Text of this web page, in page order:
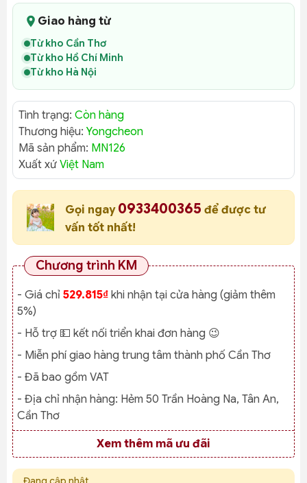
Giao hàng từ
Từ kho Cần Thơ
Từ kho Hồ Chí Minh
Từ kho Hà Nội
Tình trạng: Còn hàng
Thương hiệu: Yongcheon
Mã sản phẩm: MN126
Xuất xứ Việt Nam
Gọi ngay 0933400365 để được tư
vấn tốt nhất!
Chương trình KM
- Giá chỉ 529.815₫ khi nhận tại cửa hàng (giảm thêm
5%)
- Hỗ trợ 💵 kết nối triển khai đơn hàng 😉
- Miễn phí giao hàng trung tâm thành phố Cần Thơ
- Đã bao gồm VAT
- Địa chỉ nhận hàng: Hẻm 50 Trần Hoàng Na, Tân An,
Cần Thơ
Xem thêm mã ưu đãi